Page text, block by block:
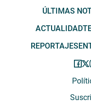
ÚLTIMAS
ACTUALIDAD
REPORTAJES